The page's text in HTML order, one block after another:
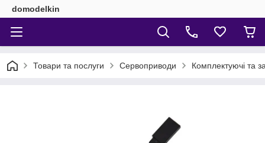
domodelkin
Товари та послуги Сервоприводи Комплектуючі та